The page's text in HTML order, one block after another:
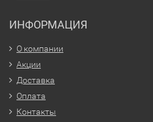
ИНФОРМАЦИЯ
О компании
Акции
Доставка
Оплата
Контакты